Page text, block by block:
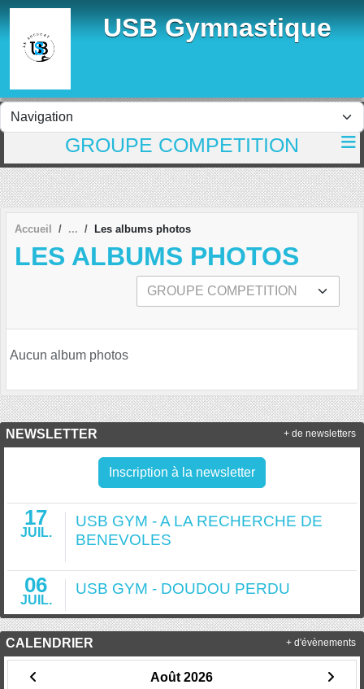
USB Gymnastique
GROUPE COMPETITION
Accueil Les albums photos
LES ALBUMS PHOTOS
Aucun album photos
NEWSLETTER
Inscription à la newsletter
17
JUIL.
USB GYM - A LA RECHERCHE DE
BENEVOLES
06
JUIL.
USB GYM - DOUDOU PERDU
+ de newsletters
CALENDRIER
Août 2026
+ d'évènements
Panneau de gestion des cookies